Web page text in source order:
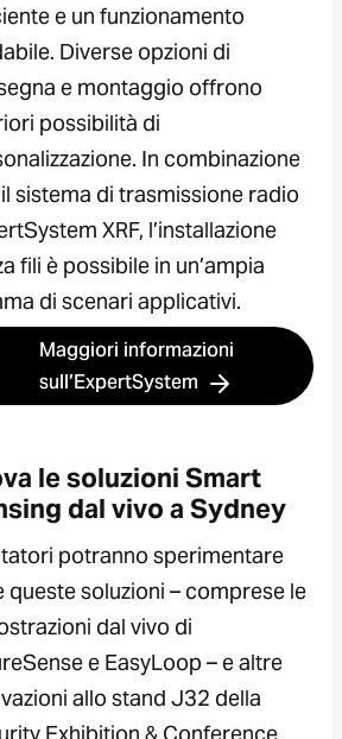
e un funzionamento
Diverse opzioni di
e montaggio offrono
possibilità di
In combinazione
sistema di trasmissione radio
XRF, l’installazione
fili è possibile in un’ampia
di scenari applicativi.
Maggiori informazioni
sull’ExpertSystem
le soluzioni Smart
dal vivo a Sydney
potranno sperimentare
queste soluzioni – comprese le
dal vivo di
e EasyLoop – e altre
allo stand J32 della